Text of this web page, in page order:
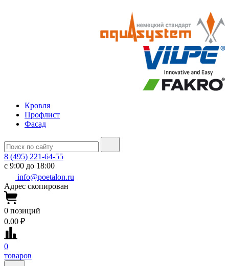
Кровля
Профлист
Фасад
8 (495) 221-64-55
с 9:00 до 18:00
info@poetalon.ru
Адрес скопирован
0 позиций
0.00 ₽
0
товаров